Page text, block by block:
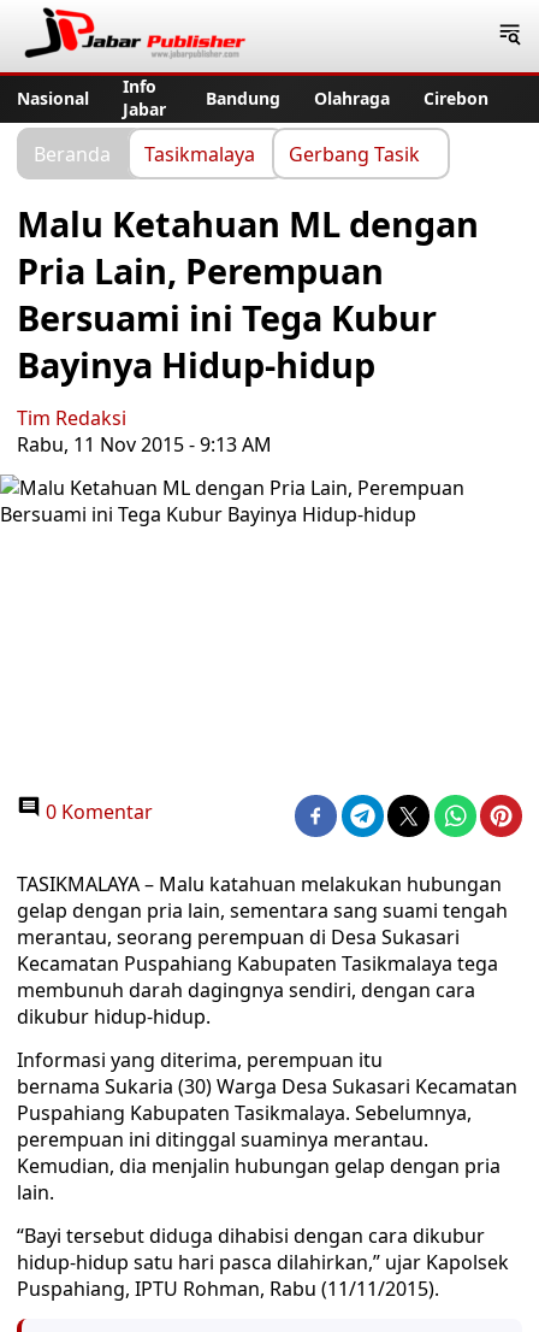
Nasional
Info
Jabar
Bandung Olahraga Cirebon
Beranda Tasikmalaya Gerbang Tasik
Malu Ketahuan ML dengan
Pria Lain, Perempuan
Bersuami ini Tega Kubur
Bayinya Hidup-hidup
Tim Redaksi
Rabu, 11 Nov 2015 - 9:13 AM
0 Komentar
TASIKMALAYA – Malu katahuan melakukan hubungan
gelap dengan pria lain, sementara sang suami tengah
merantau, seorang perempuan di Desa Sukasari
Kecamatan Puspahiang Kabupaten Tasikmalaya tega
membunuh darah dagingnya sendiri, dengan cara
dikubur hidup-hidup.
Informasi yang diterima, perempuan itu
bernama Sukaria (30) Warga Desa Sukasari Kecamatan
Puspahiang Kabupaten Tasikmalaya. Sebelumnya,
perempuan ini ditinggal suaminya merantau.
Kemudian, dia menjalin hubungan gelap dengan pria
lain.
“Bayi tersebut diduga dihabisi dengan cara dikubur
hidup-hidup satu hari pasca dilahirkan,” ujar Kapolsek
Puspahiang, IPTU Rohman, Rabu (11/11/2015).